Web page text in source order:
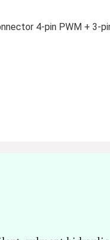
4-pin PWM + 3-